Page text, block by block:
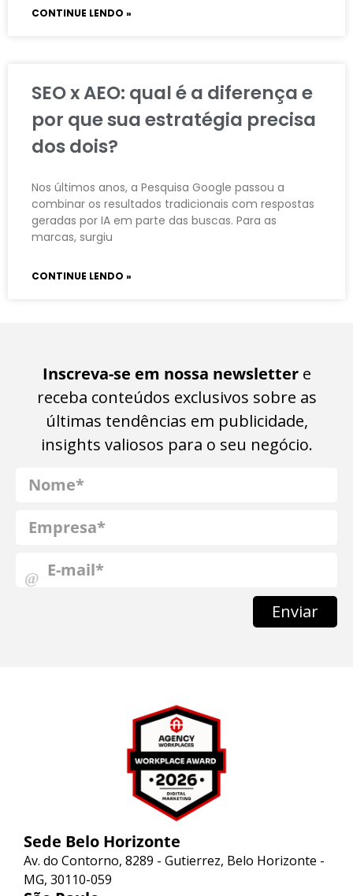
CONTINUE LENDO »
SEO x AEO: qual é a diferença e
por que sua estratégia precisa
dos dois?
Nos últimos anos, a Pesquisa Google passou a
combinar os resultados tradicionais com respostas
geradas por IA em parte das buscas. Para as
marcas, surgiu
CONTINUE LENDO »
Inscreva-se em nossa newslettere
receba conteúdos exclusivos sobre as
últimas tendências em publicidade,
insights valiosos para o seu negócio.
Enviar
Sede Belo Horizonte
Av. do Contorno, 8289 - Gutierrez, Belo Horizonte -
MG, 30110-059